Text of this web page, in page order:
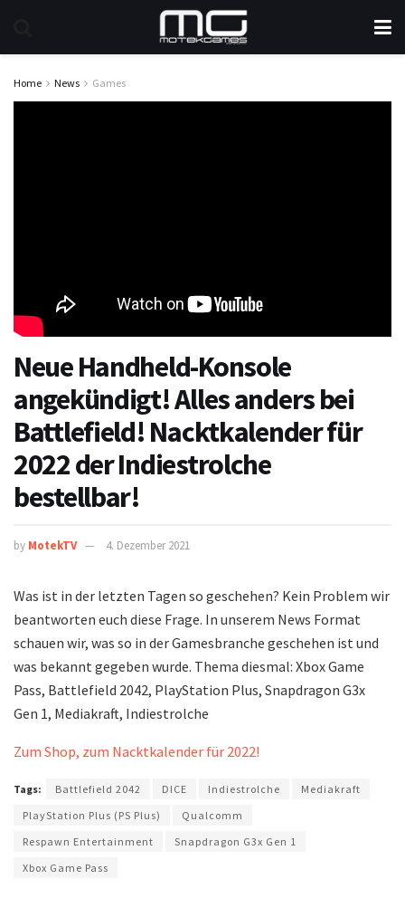
Home News Games
Neue Handheld-Konsole
angekündigt! Alles anders bei
Battlefield! Nacktkalender für
2022 der Indiestrolche
bestellbar!
by MotekTV 4. Dezember 2021
Was ist in der letzten Tagen so geschehen? Kein Problem wir
beantworten euch diese Frage. In unserem News Format
schauen wir, was so in der Gamesbranche geschehen ist und
was bekannt gegeben wurde. Thema diesmal: Xbox Game
Pass, Battlefield 2042, PlayStation Plus, Snapdragon G3x
Gen 1, Mediakraft, Indiestrolche
Zum Shop, zum Nacktkalender für 2022!
Tags: Battlefield 2042 DICE Indiestrolche
Mediakraft
PlayStation Plus (PS Plus)
Qualcomm
Respawn Entertainment
Snapdragon G3x Gen 1
Xbox Game Pass